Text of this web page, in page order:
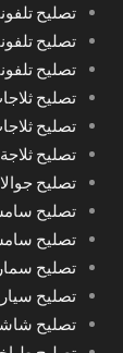
تصليح
تصليح
تصليح
تصليح
تصليح
تصليح
تصليح
تصليح
تصليح
تصليح
تصليح
تصليح